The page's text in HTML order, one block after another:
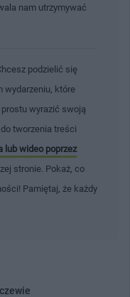
nam utrzymywać
podzielić się
wydarzeniu, które
wyrazić swoją
tworzenia treści
lub wideo poprzez
stronie. Pokaż, co
Pamiętaj, że każdy